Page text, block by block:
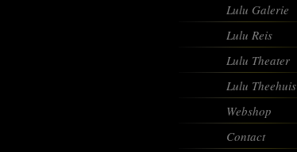
Lulu Galerie
Lulu Reis
Lulu Theater
Lulu Theehuis
Webshop
Contact